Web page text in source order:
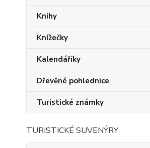
Knihy
Knížečky
Kalendáříky
Dřevěné pohlednice
Turistické známky
TURISTICKÉ SUVENÝRY